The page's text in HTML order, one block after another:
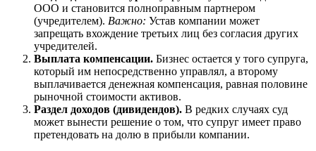
ООО и становится полноправным партнером
(учредителем). Важно: Устав компании может
запрещать вхождение третьих лиц без согласия других
учредителей.
Выплата компенсации. Бизнес остается у того супруга,
который им непосредственно управлял, а второму
выплачивается денежная компенсация, равная половине
рыночной стоимости активов.
Раздел доходов (дивидендов). В редких случаях суд
может вынести решение о том, что супруг имеет право
претендовать на долю в прибыли компании.